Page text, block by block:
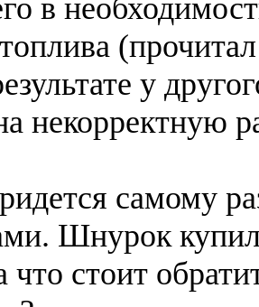
в
у
некорректную
самому
Шнурок
что стоит